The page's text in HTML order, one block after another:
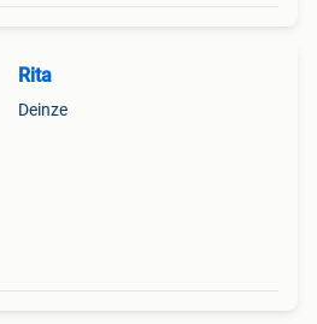
Rita
Deinze